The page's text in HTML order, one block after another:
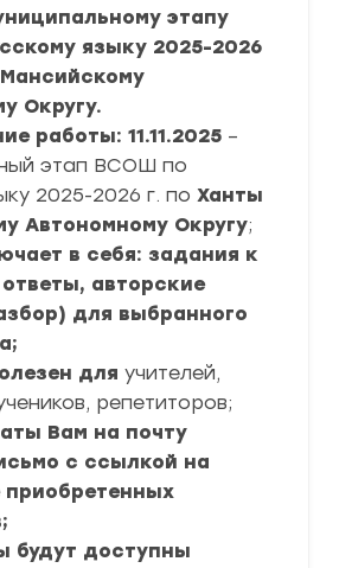
этапу
языку 2025-2026
Округу.
работы: 11.11.2025 –
этап ВСОШ по
2025-2026 г. по Ханты
Автономному Округу;
в себя: задания к
авторские
для выбранного
для учителей,
репетиторов;
Вам на почту
с ссылкой на
приобретенных
будут доступны